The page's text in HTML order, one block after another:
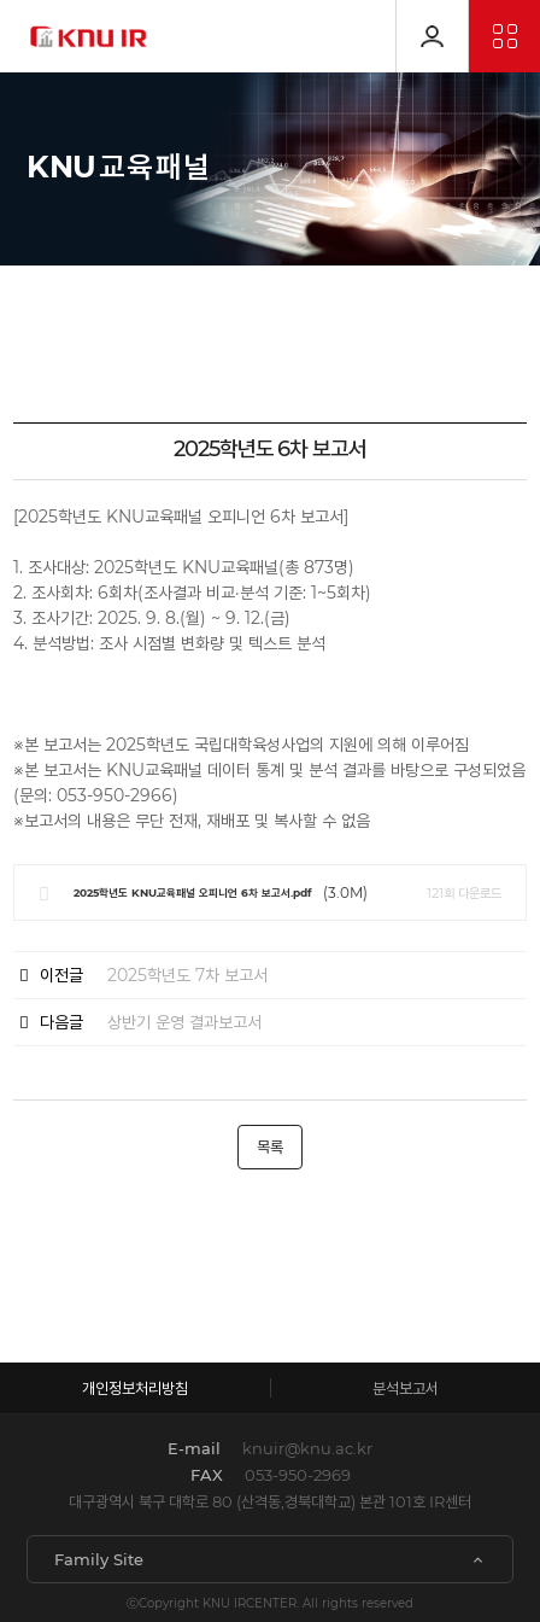
KNU교육패 널
2025학년도 6차 보고서
[2025학년도 KNU교육패널 오피니언 6차 보고서]
1. 조사대상: 2025학년도 KNU교육패널(총 873명)
2. 조사회차: 6회차(조사결과 비교·분석 기준: 1~5회차)
3. 조사기간: 2025. 9. 8.(월) ~ 9. 12.(금)
4. 분석방법: 조사 시점별 변화량 및 텍스트 분석
※본 보고서는 2025학년도 국립대학육성사업의 지원에 의해 이루어짐
※본 보고서는 KNU교육패널 데이터 통계 및 분석 결과를 바탕으로 구성되었음
(문의: 053-950-2966)
※보고서의 내용은 무단 전재, 재배포 및 복사할 수 없음
2025학년도 KNU교육패널 오피니언 6차 보고서.pdf (3.0M) 121회 다운로드
이전글 2025학년도 7차 보고서
다음글 상반기 운영 결과보고서
목록
개인정보처리방침 분석보고서
E-mail
knuir@knu.ac.kr
FAX
053-950-2969
대구광역시 북구 대학로 80 (산격동,경북대학교) 본관 101호 IR센터
Family Site
ⓒCopyright KNU IRCENTER. All rights reserved